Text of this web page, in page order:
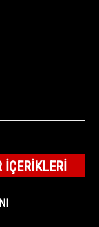
İÇERIKLERI